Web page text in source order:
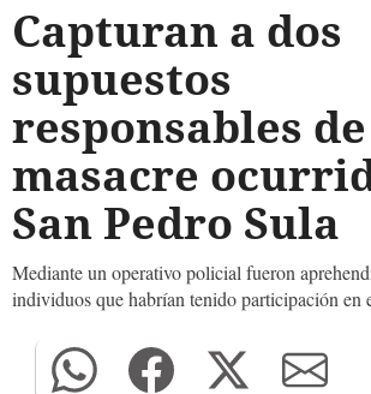
Capturan a dos
supuestos
responsables de
masacre
San Pedro Sula
Mediante un operativo policial fueron
individuos que habrían tenido participación en